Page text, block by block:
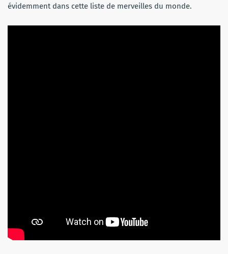
évidemment dans cette liste de merveilles du monde.